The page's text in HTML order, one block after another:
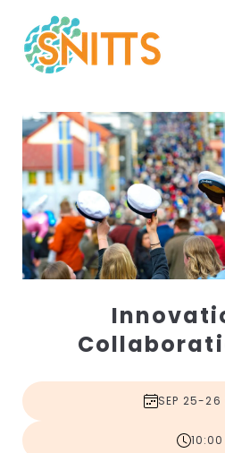
SEP 25-
10:00